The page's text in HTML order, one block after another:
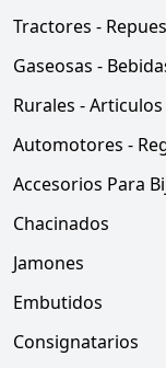
Tractores -
Gaseosas -
Rurales - Articulos
Automotores -
Accesorios Para
Chacinados
Jamones
Embutidos
Consignatarios